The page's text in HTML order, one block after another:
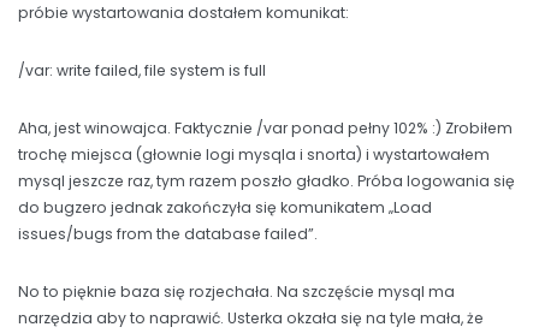
próbie wystartowania dostałem komunikat:
/var: write failed, file system is full
Aha, jest winowajca. Faktycznie /var ponad pełny 102% :) Zrobiłem
trochę miejsca (głownie logi mysqla i snorta) i wystartowałem
mysql jeszcze raz, tym razem poszło gładko. Próba logowania się
do bugzero jednak zakończyła się komunikatem „Load
issues/bugs from the database failed”.
No to pięknie baza się rozjechała. Na szczęście mysql ma
narzędzia aby to naprawić. Usterka okzała się na tyle mała, że